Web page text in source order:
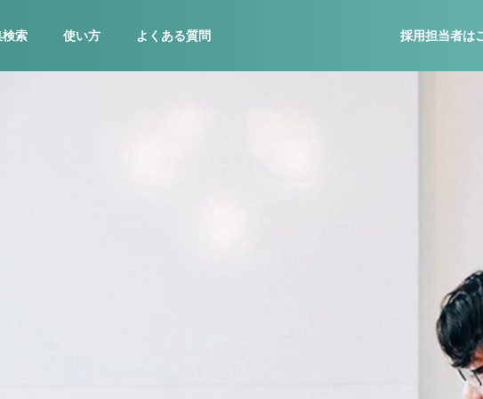
検索 使い方 よくある質問 採用担当者は